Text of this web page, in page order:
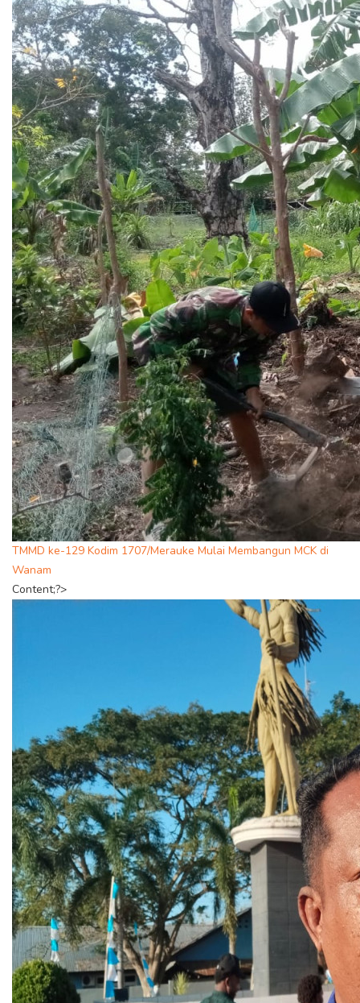
TMMD ke-129 Kodim 1707/Merauke Mulai Membangun MCK di
Wanam
Content;?>